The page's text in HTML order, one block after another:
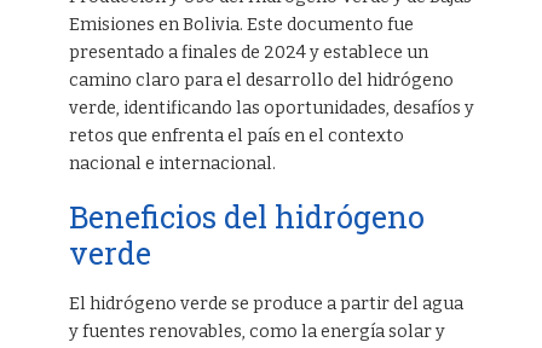
Emisiones en Bolivia. Este documento fue
presentado a finales de 2024 y establece un
camino claro para el desarrollo del hidrógeno
verde, identificando las oportunidades, desafíos y
retos que enfrenta el país en el contexto
nacional e internacional.
Beneficios del hidrógeno
verde
El hidrógeno verde se produce a partir del agua
y fuentes renovables, como la energía solar y